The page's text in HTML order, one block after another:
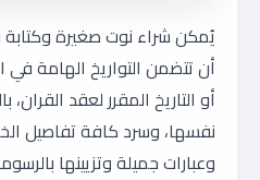
يُمكن شراء نوت صغيرة
أن تتضمن التواريخ الهامة في
أو التاريخ المقرر لعقد
نفسها، وسرد كافة تفاصيل
وعبارات جميلة وتزيينها